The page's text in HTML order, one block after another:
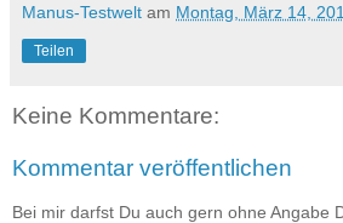
Manus-Testwelt am Montag, März 14,
Teilen
Keine Kommentare:
Kommentar veröffentlichen
Bei mir darfst Du auch gern ohne Angabe